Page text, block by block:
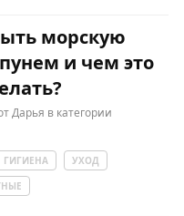
морскую
и чем это
Дарья в категории
ГИГИЕНА
УХОД